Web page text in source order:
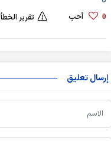
0 أحب تقرير الخطأ
إرسال تعليق